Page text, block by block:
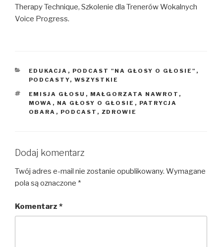
Therapy Technique, Szkolenie dla Trenerów Wokalnych
Voice Progress.
KATEGORIE
EDUKACJA , PODCAST "NA GŁOSY O GŁOSIE" ,
PODCASTY, WSZYSTKIE
TAGI
EMISJA GŁOSU , MAŁGORZATA NAWROT ,
MOWA , NA GŁOSY O GŁOSIE , PATRYCJA
OBARA , PODCAST , ZDROWIE
Dodaj komentarz
Twój adres e-mail nie zostanie opublikowany. Wymagane
pola są oznaczone *
Komentarz *